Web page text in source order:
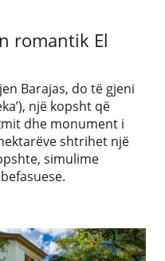
romantik El
Barajas, do të gjeni
një kopsht që
dhe monument i
shtrihet një
simulime